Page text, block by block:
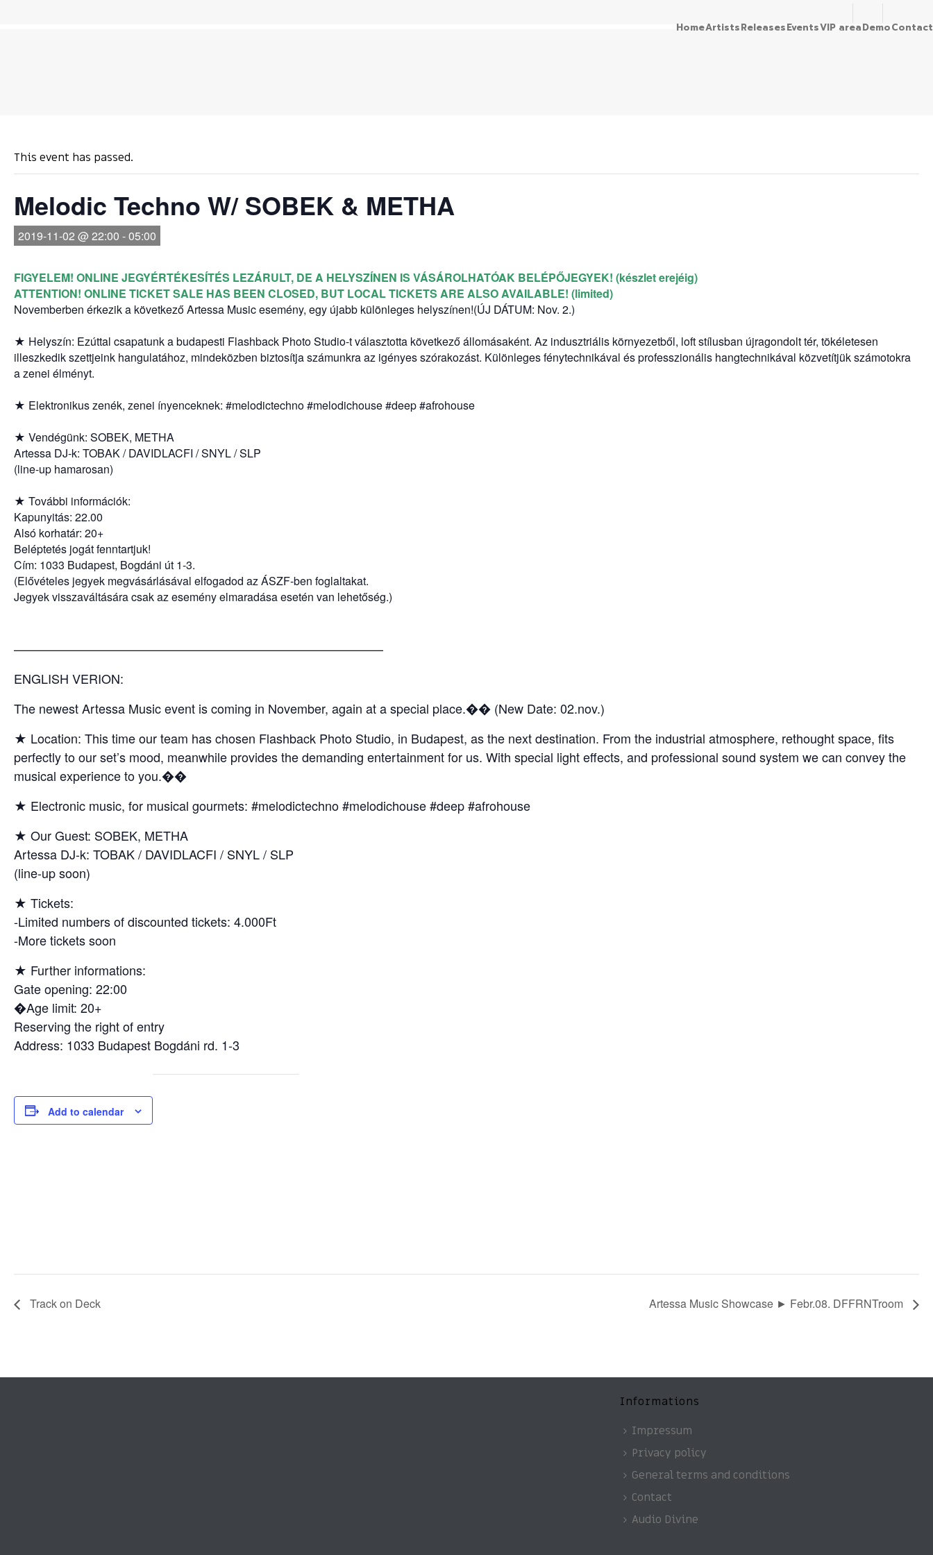
HomeArtistsReleasesEventsVIP areaDemoContact
This event has passed.
Melodic Techno W/ SOBEK & METHA
2019-11-02 @ 22:00 -05:00
FIGYELEM! ONLINE JEGYÉRTÉKESÍTÉS LEZÁRULT, DE A HELYSZÍNEN IS VÁSÁROLHATÓAK BELÉPŐJEGYEK! (készlet erejéig)
ATTENTION! ONLINE TICKET SALE HAS BEEN CLOSED, BUT LOCAL TICKETS ARE ALSO AVAILABLE! (limited)
Novemberben érkezik a következő Artessa Music esemény, egy újabb különleges helyszínen!(ÚJ DÁTUM: Nov. 2.)
★ Helyszín: Ezúttal csapatunk a budapesti Flashback Photo Studio-t választotta következő állomásaként. Az indusztriális környezetből, loft stílusban újragondolt tér, tökéletesen
illeszkedik szettjeink hangulatához, mindeközben biztosítja számunkra az igényes szórakozást. Különleges fénytechnikával és professzionális hangtechnikával közvetítjük számotokra
a zenei élményt.
★ Elektronikus zenék, zenei ínyenceknek: #melodictechno#melodichouse#deep#afrohouse
★ Vendégünk: SOBEK, METHA
Artessa DJ-k: TOBAK/DAVIDLACFI /SNYL/SLP
(line-up hamarosan)
★ További információk:
Kapunyitás: 22.00
Alsó korhatár: 20+
Beléptetés jogát fenntartjuk!
Cím: 1033 Budapest, Bogdáni út 1-3.
(Elővételes jegyek megvásárlásával elfogadod az ÁSZF-ben foglaltakat.
Jegyek visszaváltására csak az esemény elmaradása esetén van lehetőség.)
—————————————————————————————–
ENGLISH VERION:
The newest Artessa Music event is coming in November, again at a special place.�� (New Date: 02.nov.)
★ Location: This time our team has chosen Flashback Photo Studio, in Budapest, as the next destination. From the industrial atmosphere, rethought space, fits
perfectly to our set’s mood, meanwhile provides the demanding entertainment for us. With special light effects, and professional sound system we can convey the
musical experience to you.��
★ Electronic music, for musical gourmets: #melodictechno #melodichouse #deep #afrohouse
★ Our Guest: SOBEK, METHA
Artessa DJ-k: TOBAK / DAVIDLACFI / SNYL / SLP
(line-up soon)
★ Tickets:
-Limited numbers of discounted tickets: 4.000Ft
-More tickets soon
★ Further informations:
Gate opening: 22:00
�Age limit: 20+
Reserving the right of entry
Address: 1033 Budapest Bogdáni rd. 1-3
Add to calendar
Track on Deck Artessa Music Showcase ► Febr.08. DFFRNTroom
Informations
Impressum
Privacy policy
General terms and conditions
Contact
Audio Divine